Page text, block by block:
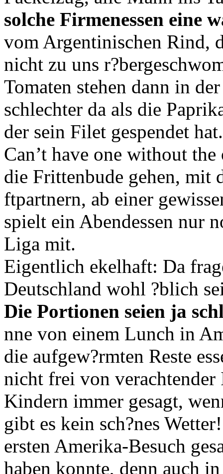
solche Firmenessen eine
vom Argentinischen Rind,
nicht zu uns
Tomaten stehen dann in
schlechter da als die
der sein Filet gespendet
Can’t have one without
die Frittenbude gehen, mit
ftpartnern, ab einer
spielt ein Abendessen nur
Liga mit.
Eigentlich ekelhaft: Da
Deutschland wohl ?blich
Die Portionen seien ja
nne von einem Lunch in
die aufgew?rmten Reste
nicht frei von
Kindern immer gesagt,
gibt es kein sch?nes
ersten Amerika-Besuch
haben konnte, denn auch